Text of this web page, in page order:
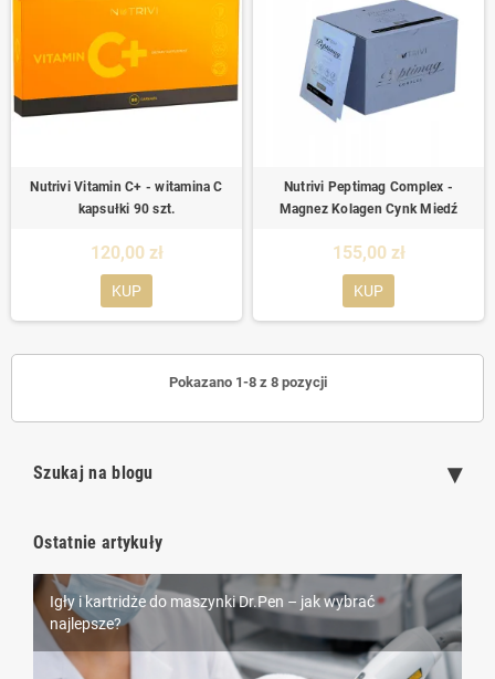
Szukaj na blogu
Ostatnie artykuły
Rzęsy Nagaraku – dlaczego są tak popularne wśród
stylistek?
Piercing – wszystko, co musisz wiedzieć przed
przekłuciem
Igły i kartridże do maszynki Dr.Pen – jak wybrać
najlepsze?
Nutrivi Vitamin C+ - witamina C
kapsułki 90 szt.
120,00 zł
KUP
Nutrivi Peptimag Complex -
Magnez Kolagen Cynk Miedź
155,00 zł
KUP
Pokazano 1-8 z 8 pozycji